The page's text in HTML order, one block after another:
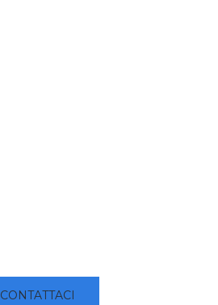
CONTATTACI